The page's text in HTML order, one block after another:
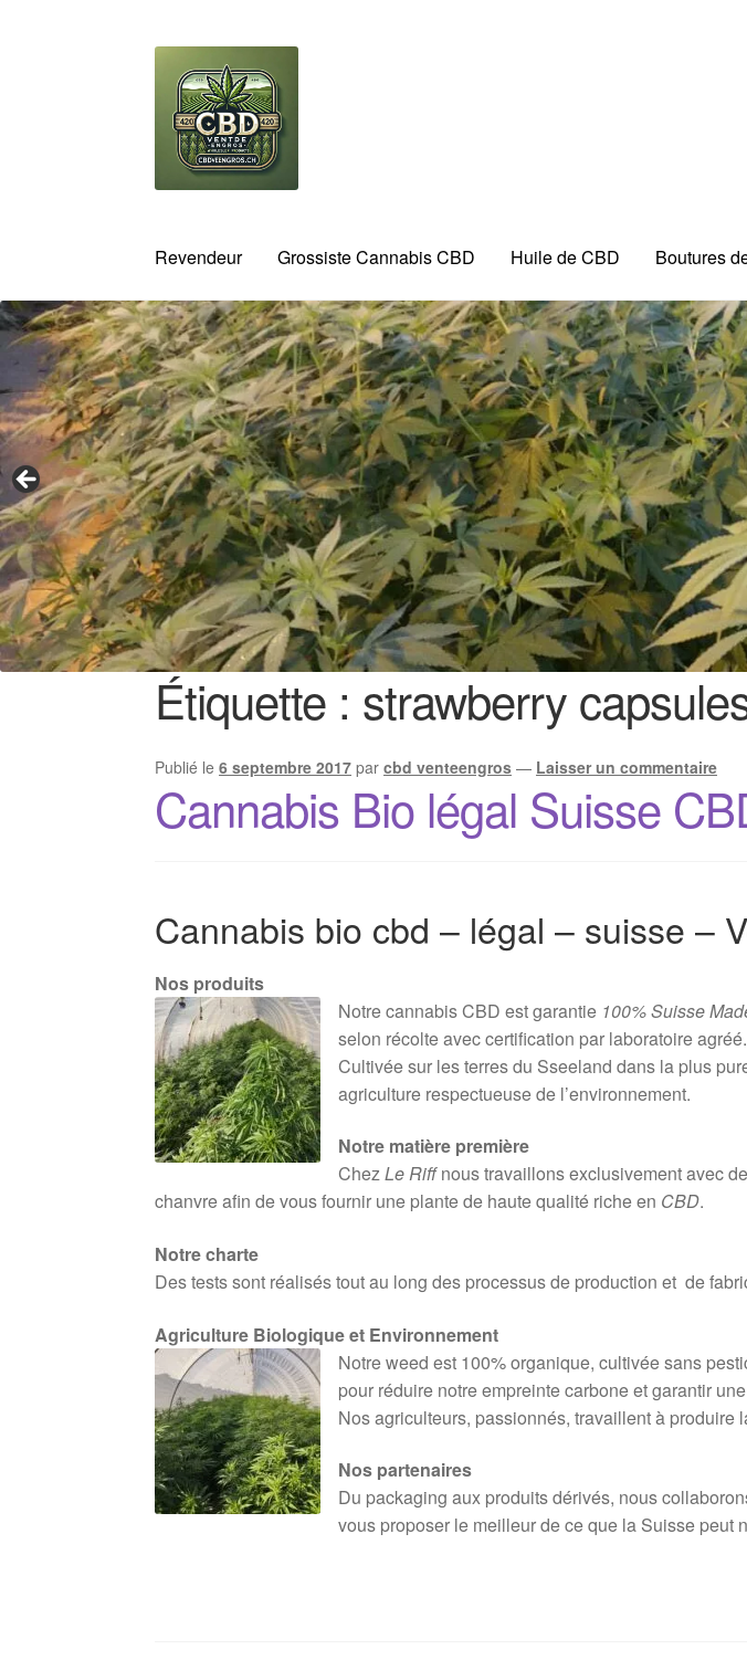
navigation
contenu
Revendeur Grossiste Cannabis CBD Huile de CBD Boutures
Étiquette : strawberry
Publié le6 septembre 2017 parcbd venteengros — Laisser un commentaire
Cannabis Bio légal Suisse
Cannabis bio cbd – légal – suisse –
Nos produits
Notre cannabis CBD est garantie 100% Suisse
selon récolte avec certification par laboratoire
Cultivée sur les terres du Sseeland dans la plus
agriculture respectueuse de l’environnement.
Notre matière première
ChezLe Riffnous travaillons exclusivement avec
chanvre afin de vous fournir une plante de haute qualité riche en CBD.
Notre charte
Des tests sont réalisés tout au long des processus de production et de
Agriculture Biologique et Environnement
Notre weed est 100% organique, cultivée sans
pour réduire notre empreinte carbone et garantir
Nos agriculteurs, passionnés, travaillent à produire
Nos partenaires
Du packaging aux produits dérivés, nous
vous proposer le meilleur de ce que la Suisse peut